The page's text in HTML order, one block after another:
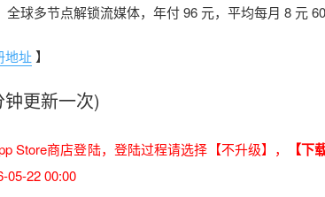
全球多节点解锁流媒体，年付 96 元，平均每月 8 元
地址】
更新一次)
Store商店登陆，登陆过程请选择【不升级】， 【下
05-22 00:00